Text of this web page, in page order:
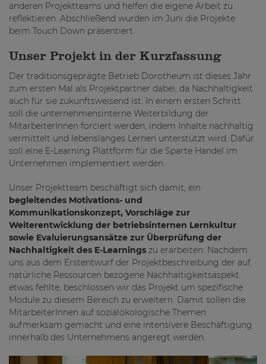
anderen Projektteams und helfen die eigene Arbeit zu
reflektieren. Abschließend wurden im Juni die Projekte
beim Touch Down präsentiert.
Unser Projekt in der Kurzfassung
Der traditionsgeprägte Betrieb Dorotheum ist dieses Jahr
zum ersten Mal als Projektpartner dabei, da Nachhaltigkeit
auch für sie zukunftsweisend ist. In einem ersten Schritt
soll die unternehmensinterne Weiterbildung der
MitarbeiterInnen forciert werden, indem Inhalte nachhaltig
vermittelt und lebenslanges Lernen unterstützt wird. Dafür
soll eine E-Learning Plattform für die Sparte Handel im
Unternehmen implementiert werden.
Unser Projektteam beschäftigt sich damit, ein
begleitendes Motivations- und
Kommunikationskonzept, Vorschläge zur
Weiterentwicklung der betriebsinternen Lernkultur
sowie Evaluierungsansätze zur Überprüfung der
Nachhaltigkeit des E-Learnings zu erarbeiten. Nachdem
uns aus dem Erstentwurf der Projektbeschreibung der auf
natürliche Ressourcen bezogene Nachhaltigkeitsaspekt
etwas fehlte, beschlossen wir das Projekt um spezifische
Module zu diesem Bereich zu erweitern. Damit sollen die
MitarbeiterInnen auf sozialökologische Themen
aufmerksam gemacht und eine intensivere Beschäftigung
innerhalb des Unternehmens angeregt werden.